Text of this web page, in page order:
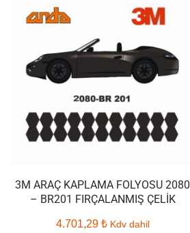
3M ARAÇ KAPLAMA FOLYOSU 2080
– BR201 FIRÇALANMIŞ ÇELIK
4.701,29 ₺ Kdv dahil